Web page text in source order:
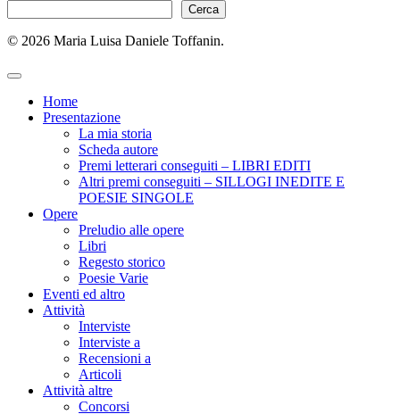
Cerca
© 2026 Maria Luisa Daniele Toffanin.
Home
Presentazione
La mia storia
Scheda autore
Premi letterari conseguiti – LIBRI EDITI
Altri premi conseguiti – SILLOGI INEDITE E
POESIE SINGOLE
Opere
Preludio alle opere
Libri
Regesto storico
Poesie Varie
Eventi ed altro
Attività
Interviste
Interviste a
Recensioni a
Articoli
Attività altre
Concorsi